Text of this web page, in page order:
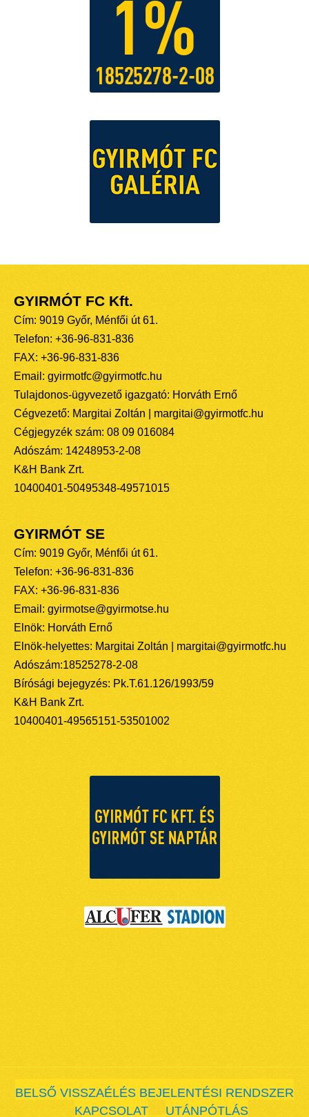
GYIRMÓT FC Kft.
Cím: 9019 Győr, Ménfői út 61.
Telefon: +36-96-831-836
FAX: +36-96-831-836
Email: gyirmotfc@gyirmotfc.hu
Tulajdonos-ügyvezető igazgató: Horváth Ernő
Cégvezető: Margitai Zoltán | margitai@gyirmotfc.hu
Cégjegyzék szám: 08 09 016084
Adószám: 14248953-2-08
K&H Bank Zrt.
10400401-50495348-49571015
GYIRMÓT SE
Cím: 9019 Győr, Ménfői út 61.
Telefon: +36-96-831-836
FAX: +36-96-831-836
Email: gyirmotse@gyirmotse.hu
Elnök: Horváth Ernő
Elnök-helyettes: Margitai Zoltán | margitai@gyirmotfc.hu
Adószám:18525278-2-08
Bírósági bejegyzés: Pk.T.61.126/1993/59
K&H Bank Zrt.
10400401-49565151-53501002
BELSŐ VISSZAÉLÉS BEJELENTÉSI RENDSZER
KAPCSOLAT
UTÁNPÓTLÁS